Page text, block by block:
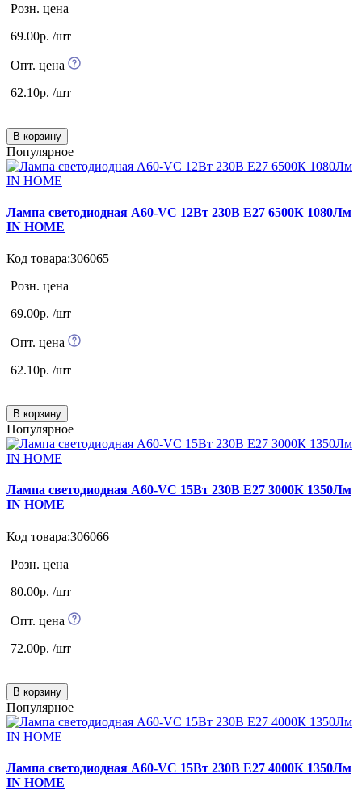
Розн. цена
69.00р. /шт
Опт. цена
62.10р. /шт
В корзину
Популярное
Лампа светодиодная А60-VC 12Вт 230В Е27 6500К 1080Лм
IN HOME
Код товара:306065
Розн. цена
69.00р. /шт
Опт. цена
62.10р. /шт
В корзину
Популярное
Лампа светодиодная А60-VC 15Вт 230В Е27 3000К 1350Лм
IN HOME
Код товара:306066
Розн. цена
80.00р. /шт
Опт. цена
72.00р. /шт
В корзину
Популярное
Лампа светодиодная А60-VC 15Вт 230В Е27 4000К 1350Лм
IN HOME